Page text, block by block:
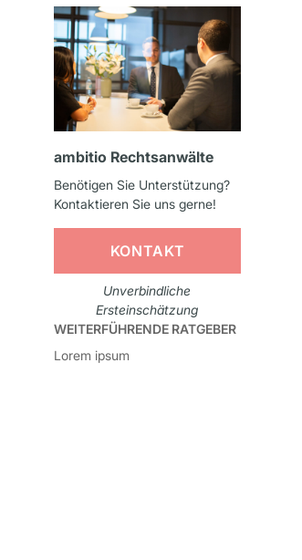
ambitio Rechtsanwälte
Benötigen Sie Unterstützung?
Kontaktieren Sie uns gerne!
KONTAKT
Unverbindliche
Ersteinschätzung
WEITERFÜHRENDE RATGEBER
Lorem ipsum